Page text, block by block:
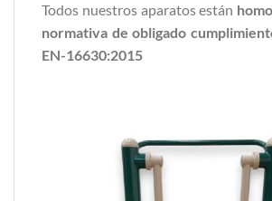
Todos nuestros aparatos están
normativa de obligado
EN-16630:2015